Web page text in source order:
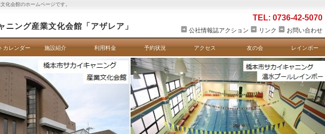
化会館のホームページです。
ニング産業文化会館「アザレア」
TEL: 0736-42-5070
公社情報誌アクション リンク お問い合わせ
カレンダー 施設紹介 利用料金 予約状況 アクセス 友の会 レインボー